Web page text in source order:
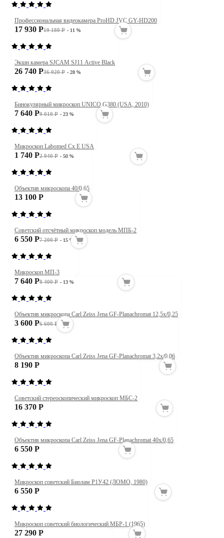
Профессиональная видеокамера ProHD JVC GY-HD200
19 180 Р
17 930 Р - 11 %
Экшн камера SJCAM SJ11 Active Black
36 020 Р
26 740 Р - 28 %
Бинокулярный микроскоп UNICO G380 (USA, 2010)
9 010 Р
7 640 Р - 23 %
Микроскоп Labomed Cx E USA
2 940 Р
1 740 Р - 50 %
Объектив микроскопа 40/0.65
13 100 Р
Советский отсчётный микроскоп модель МПБ-2
7 200 Р
6 550 Р - 15 %
Микроскоп МП-3
8 400 Р
7 640 Р - 13 %
Объектив микроскопа Carl Zeiss Jena GF-Planachromat 12,5x/0,25
6 600 Р
3 600 Р - 50 %
Объектив микроскопа Carl Zeiss Jena GF-Planachromat 3,2x/0,06
8 190 Р
Советский стереоскопический микроскоп МБС-2
16 370 Р
Объектив микроскопа Carl Zeiss Jena GF-Planachromat 40x/0,65
6 550 Р
Микроскоп советский Биолам Р1У42 (ЛОМО, 1980)
6 550 Р
Микроскоп советский биологический МБР-1 (1965)
27 290 Р